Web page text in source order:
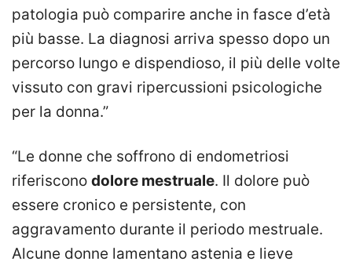
patologia può comparire anche in fasce d’età
più basse. La diagnosi arriva spesso dopo un
percorso lungo e dispendioso, il più delle volte
vissuto con gravi ripercussioni psicologiche
per la donna.”
“Le donne che soffrono di endometriosi
riferiscono dolore mestruale. Il dolore può
essere cronico e persistente, con
aggravamento durante il periodo mestruale.
Alcune donne lamentano astenia e lieve